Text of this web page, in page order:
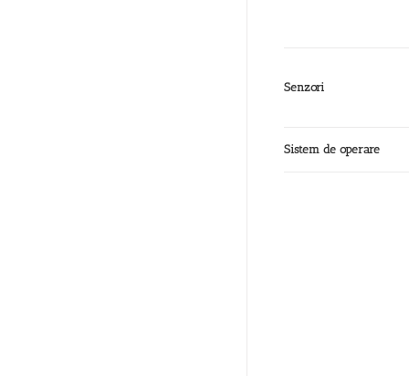
Senzori
Sistem de operare